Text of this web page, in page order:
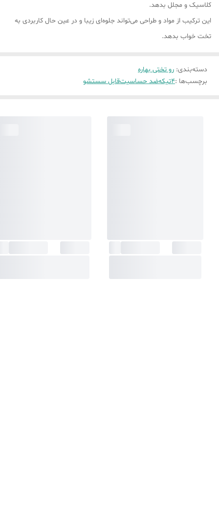
کلاسیک و مجلل بدهد.
این ترکیب از مواد و طراحی می‌تواند جلوه‌ای زیبا و در عین حال کاربردی به
تخت خواب بدهد.
دسته‌بندی: رو تختی بهاره
برچسب‌ها :4تیکه ضد حساسیتقابل سستشو